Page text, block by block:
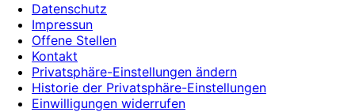
Datenschutz
Impressun
Offene Stellen
Kontakt
Privatsphäre-Einstellungen ändern
Historie der Privatsphäre-Einstellungen
Einwilligungen widerrufen